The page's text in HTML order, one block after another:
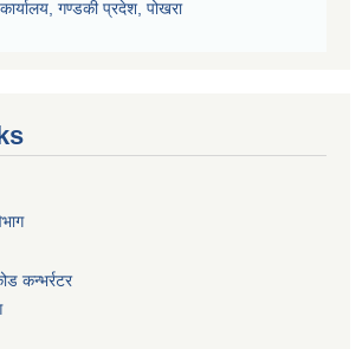
गण्डकी प्रदेश, पोखरा
कन्भर्रटर